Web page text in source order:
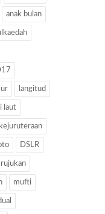
anak bulan
langitud
laut
kejuruteraan
DSLR
mufti